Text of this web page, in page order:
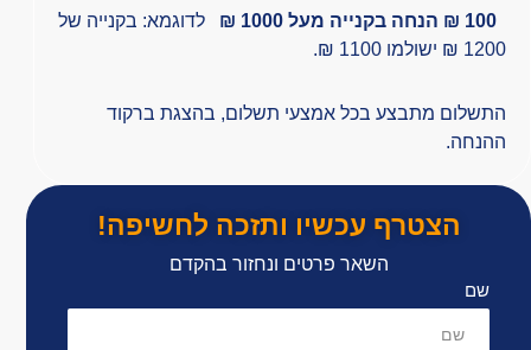
הצטרף עכשיו ותזכה לחשיפה!
השאר פרטים ונחזור בהקדם
שם
100 ₪ הנחה בקנייה מעל 1000 ₪
לדוגמא: בקנייה של
1200 ₪ ישולמו 1100 ₪.
התשלום מתבצע בכל אמצעי תשלום, בהצגת ברקוד
ההנחה.